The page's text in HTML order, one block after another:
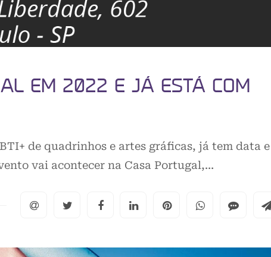
EM 2022 E JÁ ESTÁ COM
de quadrinhos e artes gráficas, já tem data e
vai acontecer na Casa Portugal,…